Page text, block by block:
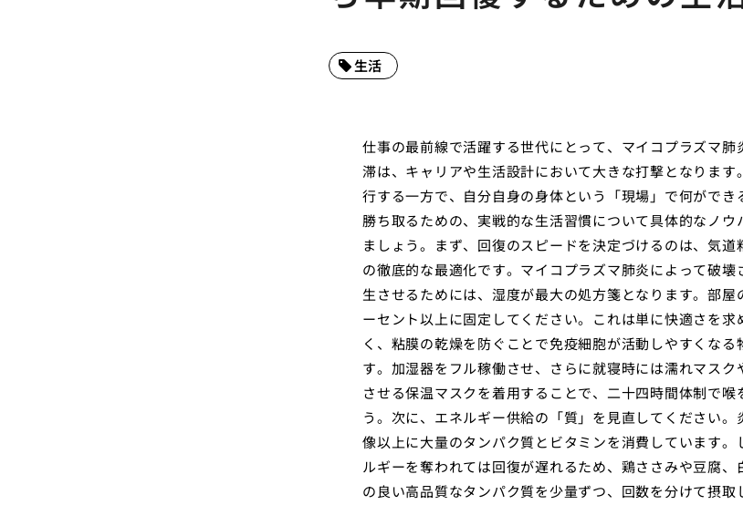
生活
仕事の最前線で活躍する世代にとって、マイコプラズマ肺
滞は、キャリアや生活設計において大きな打撃となります
行する一方で、自分自身の身体という「現場」で何ができ
勝ち取るための、実戦的な生活習慣について具体的なノウ
ましょう。まず、回復のスピードを決定づけるのは、気道
の徹底的な最適化です。マイコプラズマ肺炎によって破壊
生させるためには、湿度が最大の処方箋となります。部屋
ーセント以上に固定してください。これは単に快適さを求
く、粘膜の乾燥を防ぐことで免疫細胞が活動しやすくなる
す。加湿器をフル稼働させ、さらに就寝時には濡れマスク
させる保温マスクを着用することで、二十四時間体制で喉
う。次に、エネルギー供給の「質」を見直してください。
像以上に大量のタンパク質とビタミンを消費しています。
ルギーを奪われては回復が遅れるため、鶏ささみや豆腐、
の良い高品質なタンパク質を少量ずつ、回数を分けて摂取